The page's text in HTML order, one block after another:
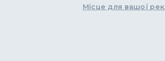
Місце для вашої